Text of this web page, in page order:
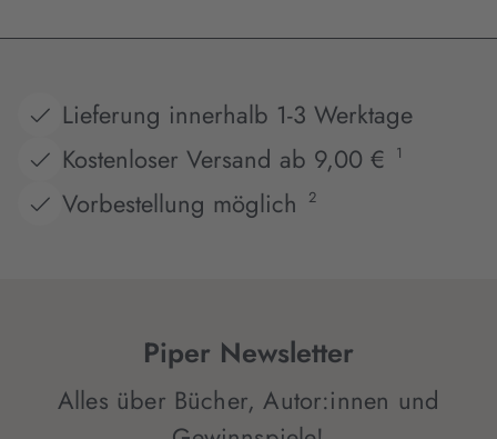
Lieferung innerhalb 1-3 Werktage
Kostenloser Versand ab 9,00 €
1
Vorbestellung möglich 2
Piper Newsletter
Alles über Bücher, Autor:innen und